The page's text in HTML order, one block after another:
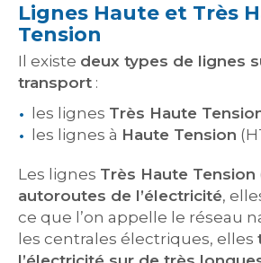
Lignes Haute et Très
Tension
Il existe deux types de lignes
transport :
les lignes Très Haute
les lignes à Haute Tension
Les lignes Très Haute Tension
autoroutes de l’électricité,
ce que l’on appelle le réseau
les centrales électriques, elles